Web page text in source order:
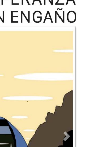
Next